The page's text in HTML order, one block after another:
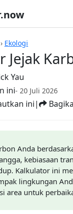
› Ekologi
Jejak
Yau
ini- 20 Juli 2026
ini|
Anda
kebiasaan
Kalkulator ini
lingkungan
area untuk